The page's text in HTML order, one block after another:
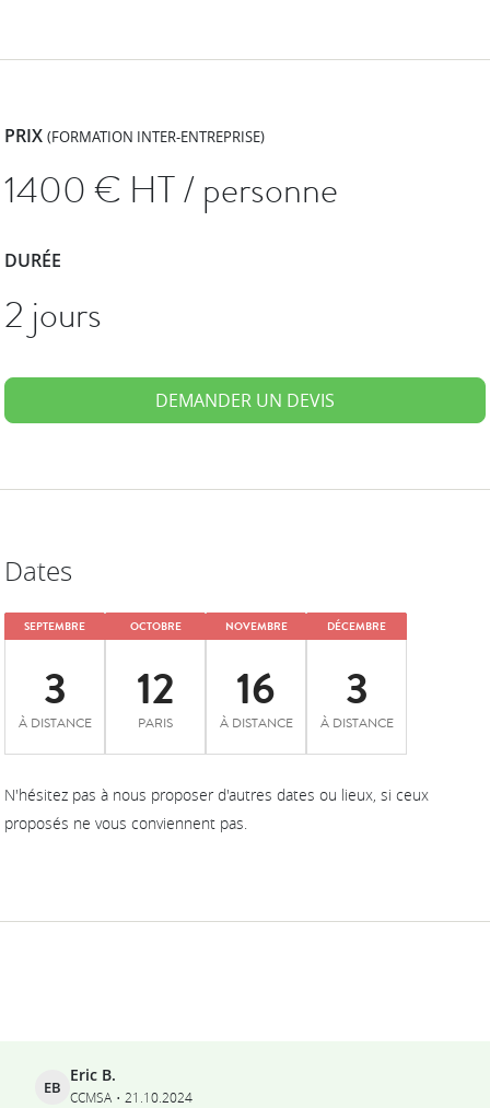
PRIX(FORMATION INTER-ENTREPRISE)
1400€ HT / personne
DURÉE
2 jours
DEMANDER UN DEVIS
Dates
SEPTEMBRE
3
À DISTANCE
OCTOBRE
12
PARIS
NOVEMBRE
16
À DISTANCE
DÉCEMBRE
3
À DISTANCE
N'hésitez pas à nous proposer d'autres dates ou lieux, si ceux
proposés ne vous conviennent pas.
EB
Eric B.
CCMSA 21.10.2024